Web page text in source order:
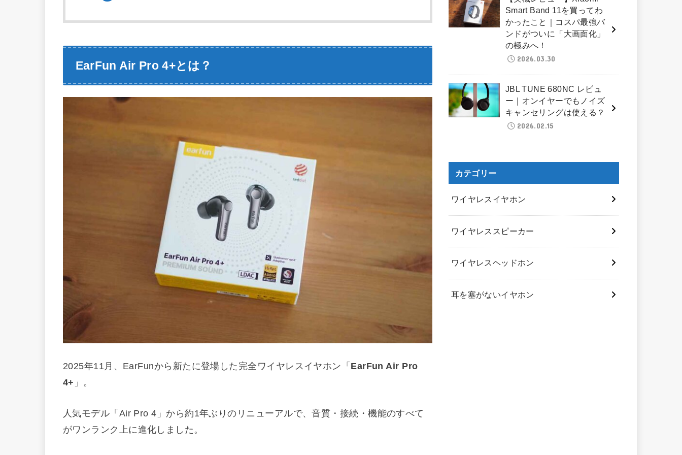
EarFun Air Pro 4+とは？
2025年11月、EarFunから新たに登場した完全ワイヤレスイヤホン「 EarFun Air Pro
4+ 」。
人気モデル「Air Pro 4」から約1年ぶりのリニューアルで、音質・接続・機能のすべて
がワンランク上に進化しました。
Smart Band 11を買ってわ
かったこと｜コスパ最強バ
ンドがついに「大画面化」
の極みへ！
2026.03.30
JBL TUNE 680NC レビュ
ー｜オンイヤーでもノイズ
キャンセリングは使える？
2026.02.15
カテゴリー
ワイヤレスイヤホン
ワイヤレススピーカー
ワイヤレスヘッドホン
耳を塞がないイヤホン